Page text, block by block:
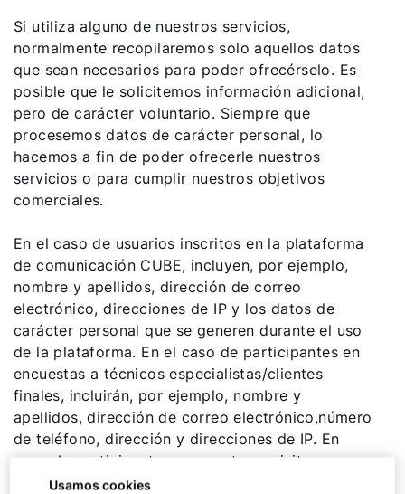
Si utiliza alguno de nuestros servicios,
normalmente recopilaremos solo aquellos datos
que sean necesarios para poder ofrecérselo. Es
posible que le solicitemos información adicional,
pero de carácter voluntario. Siempre que
procesemos datos de carácter personal, lo
hacemos a fin de poder ofrecerle nuestros
servicios o para cumplir nuestros objetivos
comerciales.
En el caso de usuarios inscritos en la plataforma
de comunicación CUBE, incluyen, por ejemplo,
nombre y apellidos, dirección de correo
electrónico, direcciones de IP y los datos de
carácter personal que se generen durante el uso
de la plataforma. En el caso de participantes en
encuestas a técnicos especialistas/clientes
finales, incluirán, por ejemplo, nombre y
apellidos, dirección de correo electrónico,número
de teléfono, dirección y direcciones de IP. En
caso de participantes en eventos y visitas por
planta, incluyen, por ejemplo, nombre y apellidos,
Usamos cookies